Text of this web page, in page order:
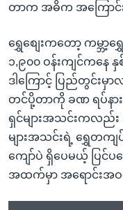
တာက အဓိက အကြောင်
ရွှေစျေးကတော့ ကမ္ဘ
၁,၉၀၀ ဝန်းကျင်ကနေ
ဒါကြောင့် ပြည်တွင်းမှ
တင်ပို့တာကို ခဏ ရပ်နား
ရှင်များအသင်းကလည်း
များအသင်းရဲ့ ရွှေတကျ
ကျော်ပဲ ရှိပေမယ့် ပြင်ပ
အထက်မှာ အရောင်းအဝ